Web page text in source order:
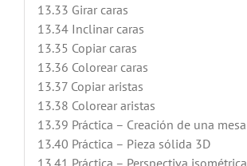
13.33 Girar caras
13.34 Inclinar caras
13.35 Copiar caras
13.36 Colorear caras
13.37 Copiar aristas
13.38 Colorear aristas
13.39 Práctica – Creación de una mesa
13.40 Práctica – Pieza sólida 3D